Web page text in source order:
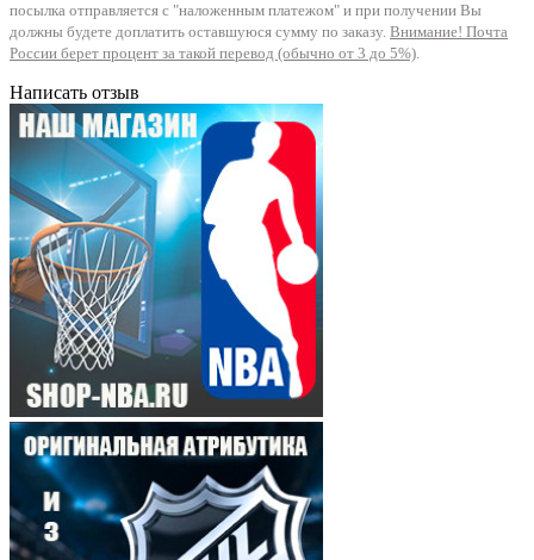
посылка отправляется с "наложенным платежом" и при получении Вы
должны будете доплатить оставшуюся сумму по заказу. Внимание! Почта
России берет процент за такой перевод (обычно от 3 до 5%).
Написать отзыв